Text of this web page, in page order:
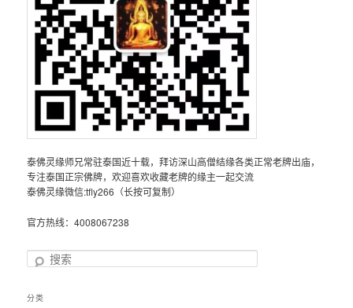
泰佛灵缘师兄常驻泰国近十载，拜访深山高僧结缘各类正常老牌出庙，
专注泰国正宗佛牌，欢迎喜欢收藏老牌的缘主一起交流
泰佛灵缘微信:tfly266（长按可复制）
官方热线：4008067238
搜
分类